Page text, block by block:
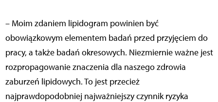
– Moim zdaniem lipidogram powinien być
obowiązkowym elementem badań przed przyjęciem do
pracy, a także badań okresowych. Niezmiernie ważne jest
rozpropagowanie znaczenia dla naszego zdrowia
zaburzeń lipidowych. To jest przecież
najprawdopodobniej najważniejszy czynnik ryzyka